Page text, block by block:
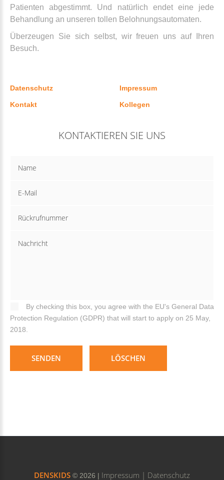
Patienten abgestimmt. Und natürlich endet eine jede
Behandlung an unseren tollen Belohnungsautomaten.
Überzeugen Sie sich selbst, wir freuen uns auf Ihren
Besuch.
Datenschutz Impressum
Kontakt Kollegen
KONTAKTIEREN SIE UNS
By checking this box, you agree with the EU's General Data
Protection Regulation (GDPR) that will start to apply on 25 May,
2018.
SENDEN LÖSCHEN
DENSKIDS © 2026 Impressum | Datenschutz